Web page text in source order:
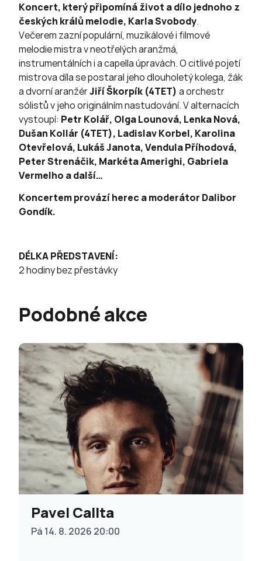
Koncert, který připomíná život a dílo jednoho z
českých králů melodie, Karla Svobody.
Večerem zazní populární, muzikálové i filmové
melodie mistra v neotřelých aranžmá,
instrumentálních i a capella úpravách. O citlivé pojetí
mistrova díla se postaral jeho dlouholetý kolega, žák
a dvorní aranžérJiří Škorpík (4TET) a orchestr
sólistů v jeho originálním nastudování. V alternacích
vystoupí: Petr Kolář, Olga Lounová, Lenka Nová,
Dušan Kollár (4TET), Ladislav Korbel, Karolina
Otevřelová, Lukáš Janota, Vendula Příhodová,
Peter Strenáčik, Markéta Amerighi, Gabriela
Vermelho a další…
Koncertem provází herec a moderátor Dalibor
Gondík.
DÉLKA PŘEDSTAVENÍ:
2 hodiny bez přestávky
Podobné akce
Pavel Callta
Pá 14. 8. 2026 20:00